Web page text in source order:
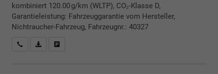
kombiniert 120.00 g/km (WLTP), CO₂-Klasse D,
Garantieleistung: Fahrzeuggarantie vom Hersteller,
Nichtraucher-Fahrzeug, Fahrzeugnr.: 40327
Rückrufbitte absenden
PDF-Datei, Fahrzeugexposé drucken